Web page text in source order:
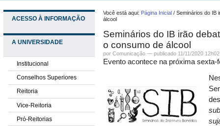
ACESSO À INFORMAÇÃO
A UNIVERSIDADE
Institucional
Conselhos Superiores
Reitoria
Vice-Reitoria
Pró-Reitorias
Você está aqui: Página Inicial /Seminários do IB
álcool
Seminários do IB irão
o consumo de álcool
porComunicação —publicado 11/11/2020
Evento acontece na próxima sexta-